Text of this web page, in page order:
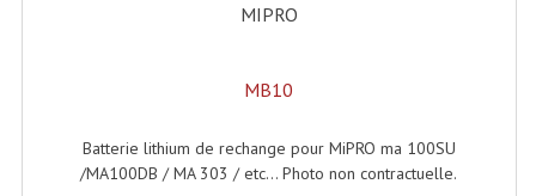
MIPRO
MB10
Batterie lithium de rechange pour MiPRO ma 100SU
/MA100DB / MA 303 / etc... Photo non contractuelle.